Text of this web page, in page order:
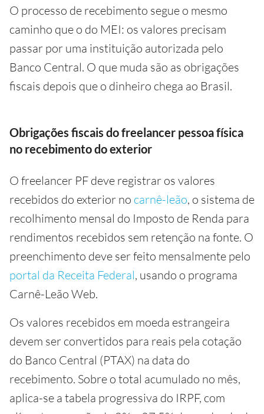
O processo de recebimento segue o mesmo
caminho que o do MEI: os valores precisam
passar por uma instituição autorizada pelo
Banco Central. O que muda são as obrigações
fiscais depois que o dinheiro chega ao Brasil.
Obrigações fiscais do freelancer pessoa física
no recebimento do exterior
O freelancer PF deve registrar os valores
recebidos do exterior no carnê-leão, o sistema de
recolhimento mensal do Imposto de Renda para
rendimentos recebidos sem retenção na fonte. O
preenchimento deve ser feito mensalmente pelo
portal da Receita Federal, usando o programa
Carnê-Leão Web.
Os valores recebidos em moeda estrangeira
devem ser convertidos para reais pela cotação
do Banco Central (PTAX) na data do
recebimento. Sobre o total acumulado no mês,
aplica-se a tabela progressiva do IRPF, com